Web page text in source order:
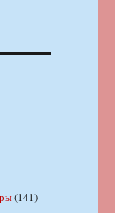
(141)